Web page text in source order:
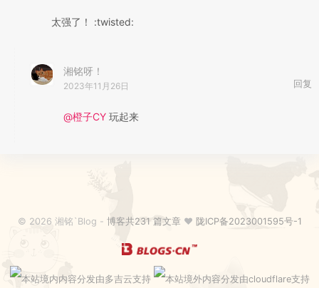
太强了！ :twisted:
湘铭呀！
2023年11月26日 回复
@橙子CY玩起来
© 2026 湘铭`Blog - 博客共231 篇文章 ♥ 陇ICP备2023001595号-1